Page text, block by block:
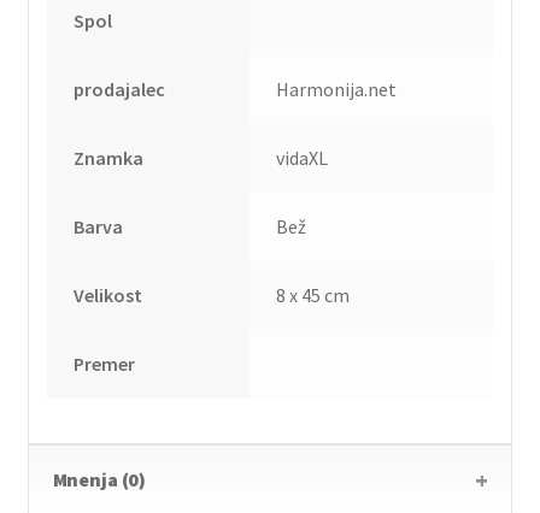
Spol
prodajalec Harmonija.net
Znamka vidaXL
Barva Bež
Velikost 8 x 45 cm
Premer
Mnenja (0)